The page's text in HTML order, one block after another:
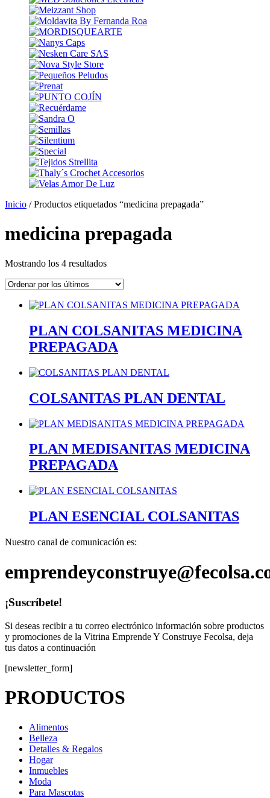
Inicio / Productos etiquetados “medicina prepagada”
medicina prepagada
Mostrando los 4 resultadosOrdenado
los
PLAN COLSANITAS MEDICINA
PREPAGADA
COLSANITAS PLAN DENTAL
PLAN MEDISANITAS MEDICINA
PREPAGADA
PLAN ESENCIAL COLSANITAS
Nuestro canal de comunicación es:
¡Suscríbete!
Si deseas recibir a tu correo electrónico información sobre productos
y promociones de la Vitrina Emprende Y Construye Fecolsa, deja
tus datos a continuación
[newsletter_form]
PRODUCTOS
Alimentos
Belleza
Detalles & Regalos
Hogar
Inmuebles
Moda
Para Mascotas